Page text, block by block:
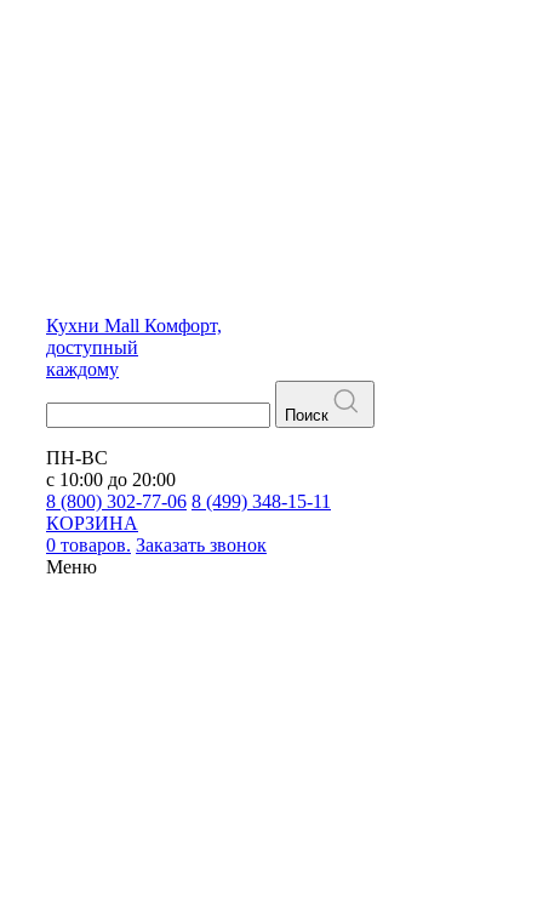
Кухни Mall Комфорт,
доступный
каждому
Поиск
ПН-ВС
с 10:00 до 20:00
8 (800) 302-77-06 8 (499) 348-15-11
КОРЗИНА
0 товаров. Заказать звонок
Меню